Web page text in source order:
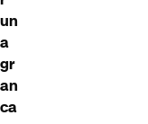
un
a
gr
an
ca